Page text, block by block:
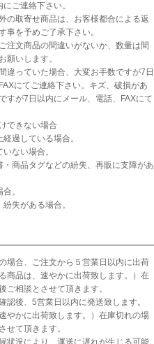
ご連絡下さい。
の取寄せ商品は、お客様都合による返
事を予めご了承下さい。
注文商品の間違いがないか、数量は間
願いします。
違っていた場合、大変お手数ですが7日
にてご連絡下さい。キズ、破損があ
すが7日以内にメール、電話、FAXにて
できない場合
過している場合。
ない場合。
商品タグなどの紛失、再販に支障があ
。
失がある場合。
場合、ご注文から５営業日以内に出荷
商品は、速やかに出荷致します。）在
ご相談とさせて頂きます。
認後、5営業日以内に発送致します。
やかに出荷致します。）在庫切れの場
せて頂きます。
状況により、運送に遅れが生じる可能